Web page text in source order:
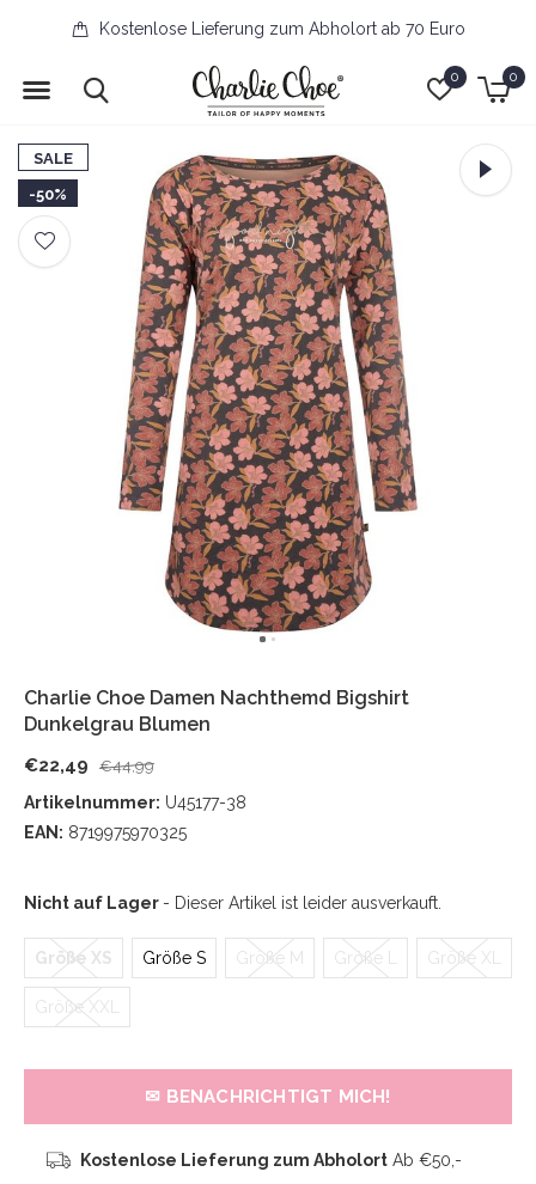
0 0
Kostenlose Lieferung zum Abholort ab 70 Euro
SALE
-50%
Charlie Choe Damen Nachthemd Bigshirt
Dunkelgrau Blumen
€22,49 €44,99
Artikelnummer: U45177-38
EAN: 8719975970325
Nicht auf Lager - Dieser Artikel ist leider ausverkauft.
Größe XS Größe S Größe M Größe L Größe XL
Größe XXL
✉ BENACHRICHTIGT MICH!
Kostenlose Lieferung zum AbholortAb €50,-